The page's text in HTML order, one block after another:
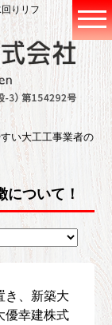
りリフ
い大工工事業者の
ついて！
き、新築大
優幸建株式